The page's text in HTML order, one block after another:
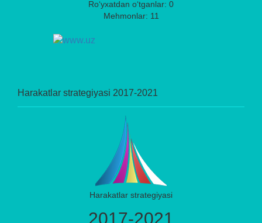
Ro‘yxatdan o‘tganlar: 0
Mehmonlar: 11
Harakatlar strategiyasi 2017-2021
Harakatlar strategiyasi
2017-2021